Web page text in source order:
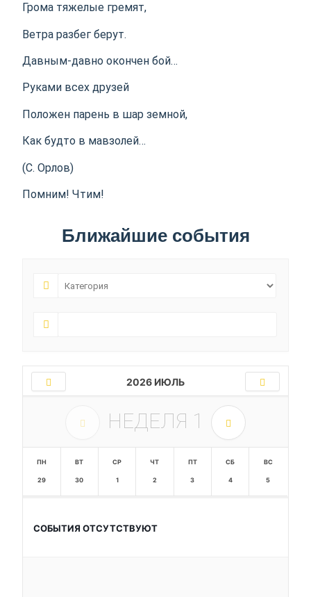
Грома тяжелые гремят,
Ветра разбег берут.
Давным-давно окончен бой…
Руками всех друзей
Положен парень в шар земной,
Как будто в мавзолей…
(С. Орлов)
Помним! Чтим!
Ближайшие события
2026 ИЮЛЬ
НЕДЕЛЯ 1
ПН
29
ВТ
30
СР
1
ЧТ
2
ПТ
3
СБ
4
ВС
5
СОБЫТИЯ ОТСУТСТВУЮТ